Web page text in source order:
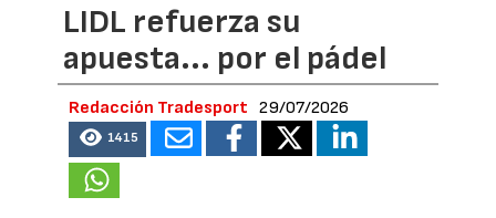
LIDL refuerza su
apuesta... por el pádel
Redacción Tradesport 29/07/2026
1415